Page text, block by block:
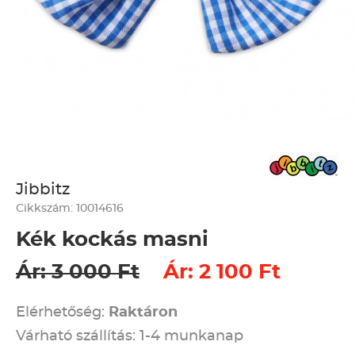
Jibbitz
Cikkszám: 10014616
Kék kockás masni
Ár: 3 000 Ft
Ár: 2 100 Ft
Elérhetőség: Raktáron
Várható szállítás: 1-4 munkanap